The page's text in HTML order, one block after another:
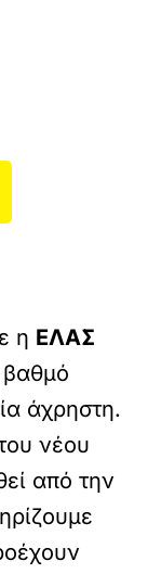
η ΕΛΑΣ
άχρηστη.
νέου
από την